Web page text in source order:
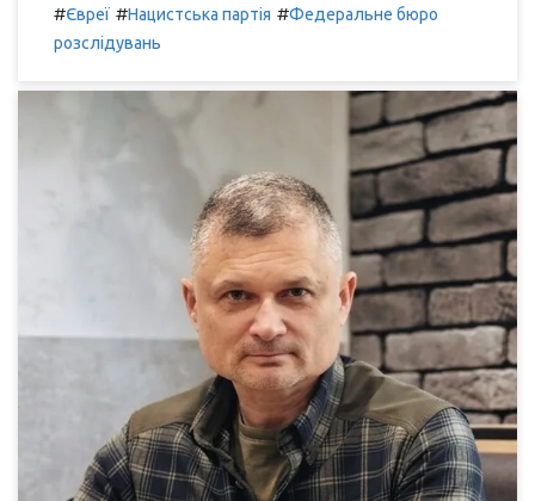
#Євреї #Нацистська партія #Федеральне бюро
розслідувань